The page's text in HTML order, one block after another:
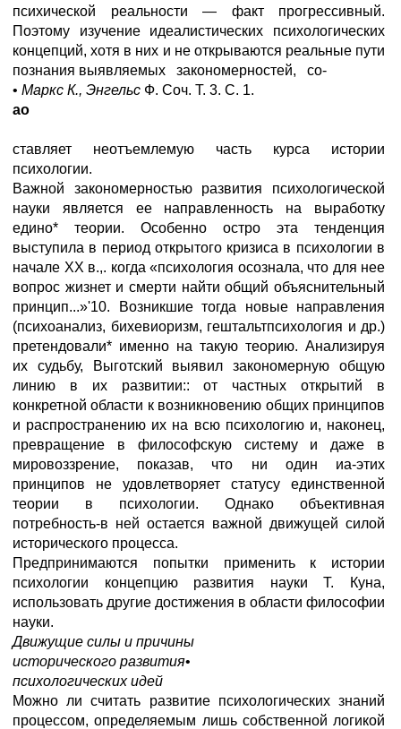
психической реальности — факт прогрессивный.
Поэтому изучение идеалистических психологических
концепций, хотя в них и не открываются реальные пути
познания выявляемых закономерностей, со-
• Маркс К., Энгельс Ф. Соч. Т. 3. С. 1.
ао
ставляет неотъемлемую часть курса истории
психологии.
Важной закономерностью развития психологической
науки является ее направленность на выработку
едино* теории. Особенно остро эта тенденция
выступила в период открытого кризиса в психологии в
начале XX в.,. когда «психология осознала, что для нее
вопрос жизнет и смерти найти общий объяснительный
принцип...»'10. Возникшие тогда новые направления
(психоанализ, бихевиоризм, гештальтпсихология и др.)
претендовали* именно на такую теорию. Анализируя
их судьбу, Выготский выявил закономерную общую
линию в их развитии:: от частных открытий в
конкретной области к возникновению общих принципов
и распространению их на всю психологию и, наконец,
превращение в философскую систему и даже в
мировоззрение, показав, что ни один иа-этих
принципов не удовлетворяет статусу единственной
теории в психологии. Однако объективная
потребность-в ней остается важной движущей силой
исторического процесса.
Предпринимаются попытки применить к истории
психологии концепцию развития науки Т. Куна,
использовать другие достижения в области философии
науки.
Движущие силы и причины
исторического развития•
психологических идей
Можно ли считать развитие психологических знаний
процессом, определяемым лишь собственной логикой